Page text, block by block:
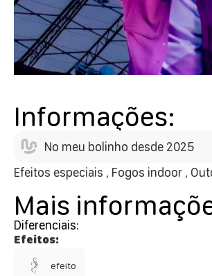
Informações:
No meu bolinho desde 2025
Efeitos especiais , Fogos indoor ,
Mais
Diferenciais:
Efeitos:
efeito